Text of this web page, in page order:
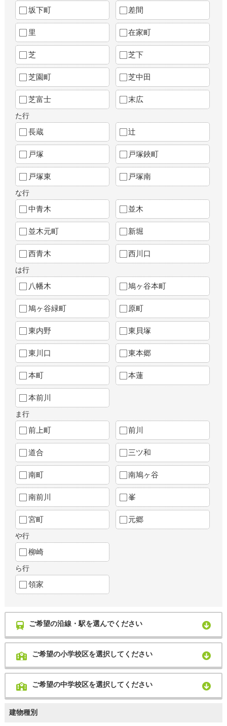
坂下町 差間
里 在家町
芝 芝下
芝園町 芝中田
芝富士 末広
た行
長蔵 辻
戸塚 戸塚鋏町
戸塚東 戸塚南
な行
中青木 並木
並木元町 新堀
西青木 西川口
は行
八幡木 鳩ヶ谷本町
鳩ヶ谷緑町 原町
東内野 東貝塚
東川口 東本郷
本町 本蓮
本前川
ま行
前上町 前川
道合 三ツ和
南町 南鳩ヶ谷
南前川 峯
宮町 元郷
や行
柳崎
ら行
領家
ご希望の沿線・駅を選んでください
ご希望の小学校区を選択してください
ご希望の中学校区を選択してください
建物種別